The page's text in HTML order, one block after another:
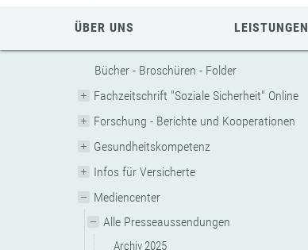
ÜBER UNS LEISTUNGEN
Bücher - Broschüren - Folder
Fachzeitschrift "Soziale Sicherheit" Online
Forschung - Berichte und Kooperationen
Gesundheitskompetenz
Infos für Versicherte
Mediencenter
Alle Presseaussendungen
Archiv 2025